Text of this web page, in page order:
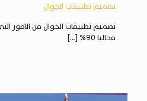
تصميم تطبيقات الجوال
تصميم تطبيقات الجوال من الامور
فحاليا 90%
[…]